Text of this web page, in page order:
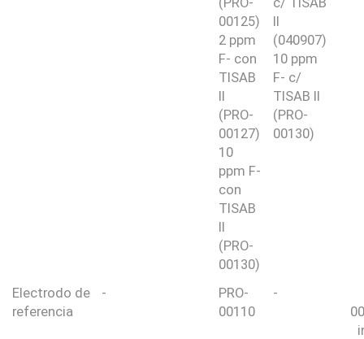
00125)
2 ppm
F- con
TISAB
II
(PRO-
00127)
10
ppm F-
con
TISAB
II
(PRO-
00130)
II
(040907)
10 ppm
F- c/
TISAB II
(PRO-
00130)
Electrodo de
referencia
-
PRO-
00110
-